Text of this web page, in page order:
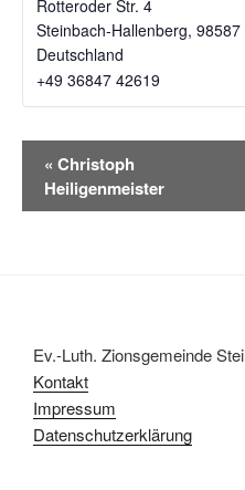
Rotteroder Str. 4
Steinbach-Hallenberg, 98587
Deutschland
+49 36847 42619‬
r
« Christoph
Heiligenmeister
Ev.-Luth. Zionsgemeinde
Kontakt
Impressum
Datenschutzerklärung